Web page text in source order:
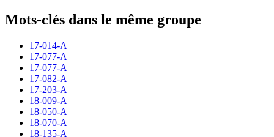
Mots-clés dans le même groupe
17-014-A
17-077-A
17-077-A
17-082-A
17-203-A
18-009-A
18-050-A
18-070-A
18-135-A